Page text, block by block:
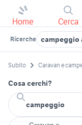
Home Cerca
Ricerche campeggio
Subito Caravan e
Cosa cerchi?